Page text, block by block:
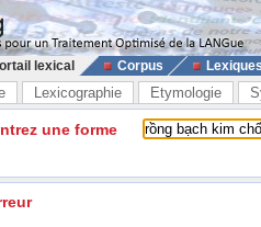
lexical Corpus
Lexicographie Etymologie
une forme